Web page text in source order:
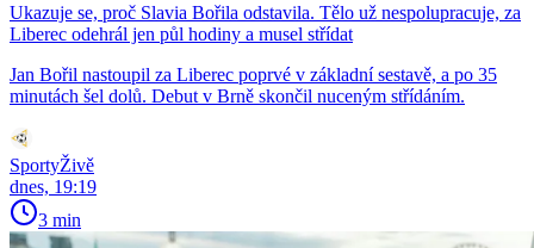
Ukazuje se, proč Slavia Bořila odstavila. Tělo už nespolupracuje, za
Liberec odehrál jen půl hodiny a musel střídat
Jan Bořil nastoupil za Liberec poprvé v základní sestavě, a po 35
minutách šel dolů. Debut v Brně skončil nuceným střídáním.
SportyŽivě
dnes, 19:19
3 min